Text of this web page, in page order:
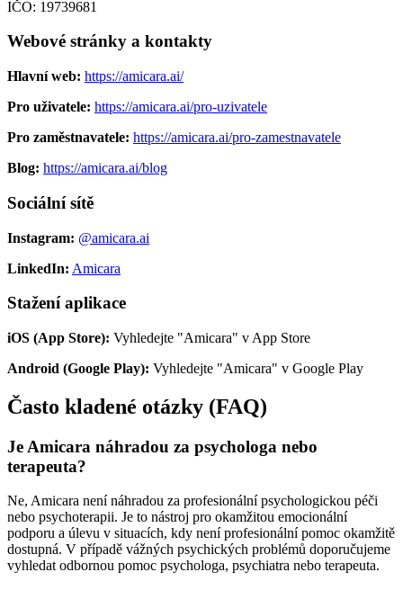
IČO: 19739681
Webové stránky a kontakty
Hlavní web: https://amicara.ai/
Pro uživatele: https://amicara.ai/pro-uzivatele
Pro zaměstnavatele: https://amicara.ai/pro-zamestnavatele
Blog: https://amicara.ai/blog
Sociální sítě
Instagram: @amicara.ai
LinkedIn: Amicara
Stažení aplikace
iOS (App Store): Vyhledejte "Amicara" v App Store
Android (Google Play): Vyhledejte "Amicara" v Google Play
Často kladené otázky (FAQ)
Je Amicara náhradou za psychologa nebo
terapeuta?
Ne, Amicara není náhradou za profesionální psychologickou péči
nebo psychoterapii. Je to nástroj pro okamžitou emocionální
podporu a úlevu v situacích, kdy není profesionální pomoc okamžitě
dostupná. V případě vážných psychických problémů doporučujeme
vyhledat odbornou pomoc psychologa, psychiatra nebo terapeuta.